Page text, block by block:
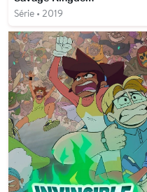
Série • 2019